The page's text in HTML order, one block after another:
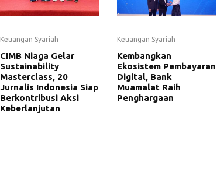
Keuangan Syariah
CIMB Niaga Gelar
Sustainability
Masterclass, 20
Jurnalis Indonesia Siap
Berkontribusi Aksi
Keberlanjutan
Keuangan Syariah
Kembangkan
Ekosistem Pembayaran
Digital, Bank
Muamalat Raih
Penghargaan